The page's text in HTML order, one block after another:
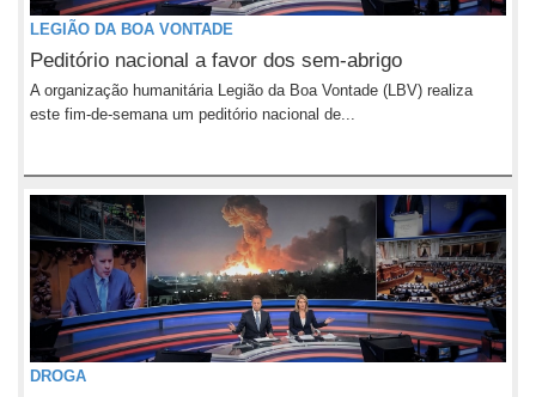
LEGIÃO DA BOA VONTADE
Peditório nacional a favor dos sem-abrigo
A organização humanitária Legião da Boa Vontade (LBV) realiza
este fim-de-semana um peditório nacional de...
DROGA